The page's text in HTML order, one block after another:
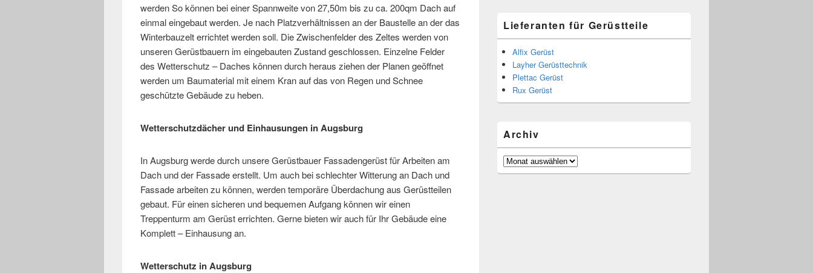
werden So können bei einer Spannweite von 27,50m bis zu ca. 200qm Dach auf
einmal eingebaut werden. Je nach Platzverhältnissen an der Baustelle an der das
Winterbauzelt errichtet werden soll. Die Zwischenfelder des Zeltes werden von
unseren Gerüstbauern im eingebauten Zustand geschlossen. Einzelne Felder
des Wetterschutz – Daches können durch heraus ziehen der Planen geöffnet
werden um Baumaterial mit einem Kran auf das von Regen und Schnee
geschützte Gebäude zu heben.
Wetterschutzdächer und Einhausungen in Augsburg
In Augsburg werde durch unsere Gerüstbauer Fassadengerüst für Arbeiten am
Dach und der Fassade erstellt. Um auch bei schlechter Witterung an Dach und
Fassade arbeiten zu können, werden temporäre Überdachung aus Gerüstteilen
gebaut. Für einen sicheren und bequemen Aufgang können wir einen
Treppenturm am Gerüst errichten. Gerne bieten wir auch für Ihr Gebäude eine
Komplett – Einhausung an.
Wetterschutz in Augsburg
Lieferanten für Gerüstteile
Alfix Gerüst
Layher Gerüsttechnik
Plettac Gerüst
Rux Gerüst
Archiv
Archiv